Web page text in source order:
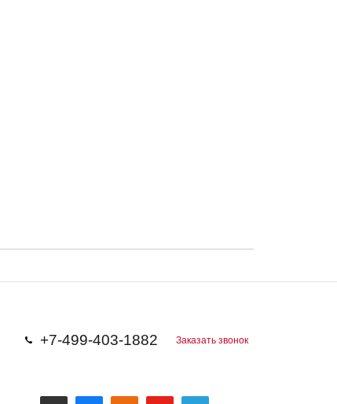
+7-499-403-1882 Заказать звонок